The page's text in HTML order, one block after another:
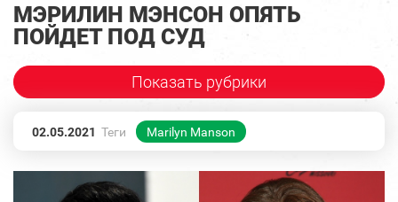
МЭРИЛИН МЭНСОН ОПЯТЬ
ПОЙДЕТ ПОД СУД
Показать рубрики
02.05.2021 Теги Marilyn Manson